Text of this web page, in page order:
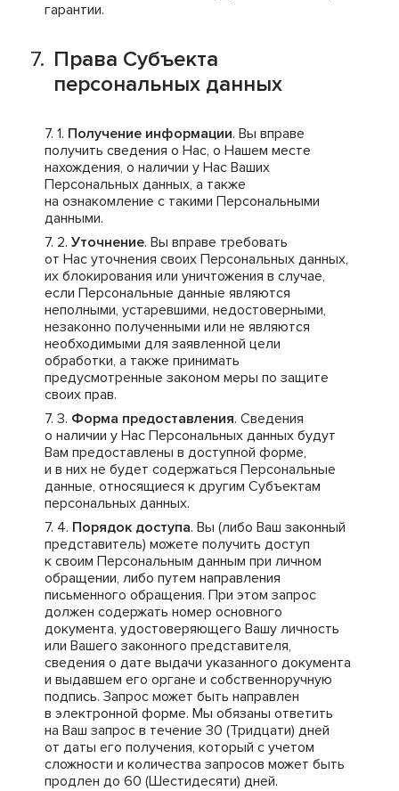
гарантии.
Права Субъекта
персональных данных
Получение информации. Вы вправе
получить сведения о Нас, о Нашем месте
нахождения, о наличии у Нас Ваших
Персональных данных, а также
на ознакомление с такими Персональными
данными.
Уточнение. Вы вправе требовать
от Нас уточнения своих Персональных данных,
их блокирования или уничтожения в случае,
если Персональные данные являются
неполными, устаревшими, недостоверными,
незаконно полученными или не являются
необходимыми для заявленной цели
обработки, а также принимать
предусмотренные законом меры по защите
своих прав.
Форма предоставления. Сведения
о наличии у Нас Персональных данных будут
Вам предоставлены в доступной форме,
и в них не будет содержаться Персональные
данные, относящиеся к другим Субъектам
персональных данных.
Порядок доступа. Вы (либо Ваш законный
представитель) можете получить доступ
к своим Персональным данным при личном
обращении, либо путем направления
письменного обращения. При этом запрос
должен содержать номер основного
документа, удостоверяющего Вашу личность
или Вашего законного представителя,
сведения о дате выдачи указанного документа
и выдавшем его органе и собственноручную
подпись. Запрос может быть направлен
в электронной форме. Мы обязаны ответить
на Ваш запрос в течение 30 (Тридцати) дней
от даты его получения, который с учетом
сложности и количества запросов может быть
продлен до 60 (Шестидесяти) дней.